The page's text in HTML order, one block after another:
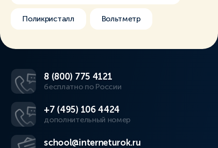
Поликристалл Вольтметр
8 (800) 775 4121
бесплатно по России
+7 (495) 106 4424
дополнительный номер
school@interneturok.ru